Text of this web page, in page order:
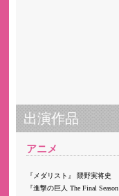
出演作品
アニメ
メダリスト
隈野実将史
進撃の巨人 The Final Season